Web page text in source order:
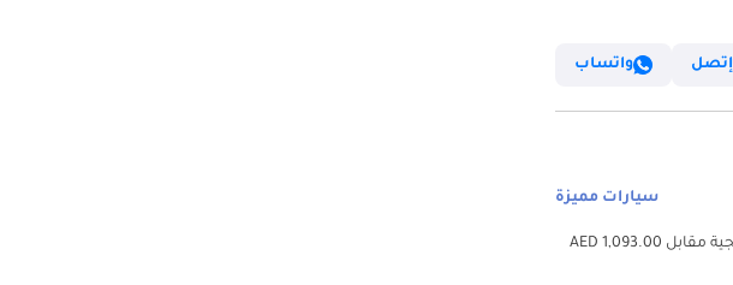
إتصل واتساب
سيارات مميزة
تويوتا فيلوز GX Toyota Avanza / Velos 2025 مواصفات خليجية مقابل 1,093.00 AED